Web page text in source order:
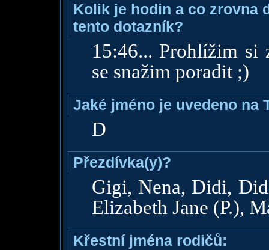
Kolik je hodin a co zrovna
tento dotazník?
15:46... Prohlížim si
se snažim poradit ;)
Jaké jméno je uvedeno na
D
Přezdívka(y)?
Gigi, Nena, Didi,
Elizabeth Jane (P.),
Křestní jména rodičů: